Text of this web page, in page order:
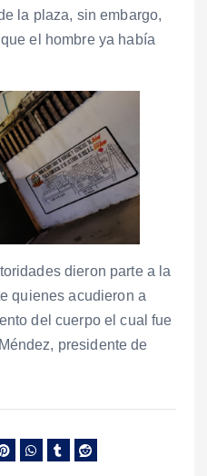
la plaza, sin embargo,
el hombre ya había
dieron parte a la
quienes acudieron a
del cuerpo el cual fue
presidente de